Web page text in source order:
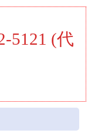
5121 (代